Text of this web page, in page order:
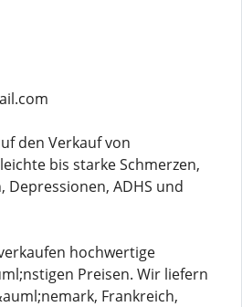
den Verkauf von
bis starke Schmerzen,
ADHS und
hochwertige
Preisen. Wir liefern
Frankreich,